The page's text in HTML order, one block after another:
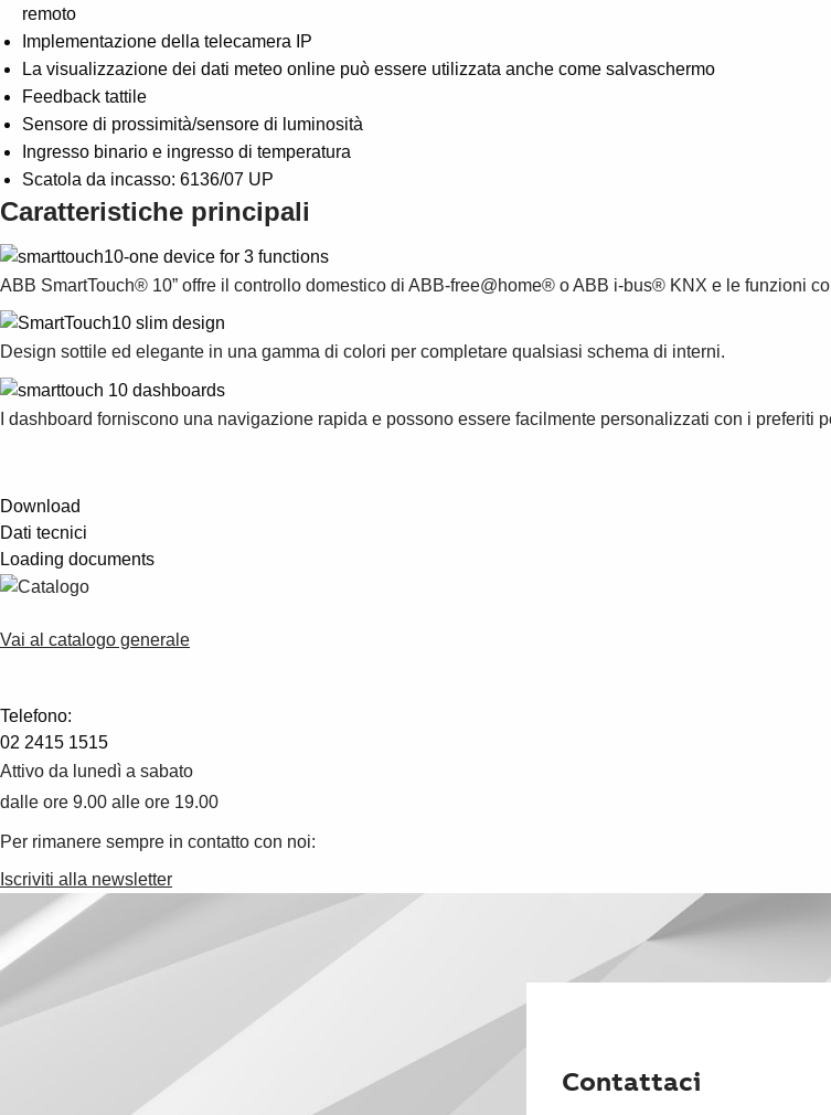
remoto
Implementazione della telecamera IP
La visualizzazione dei dati meteo online può essere utilizzata anche come salvaschermo
Feedback tattile
Sensore di prossimità/sensore di luminosità
Ingresso binario e ingresso di temperatura
Scatola da incasso: 6136/07 UP
Caratteristiche principali
ABB SmartTouch® 10” offre il controllo domestico di ABB-free@home® o ABB i-bus® KNX e le funzioni
Design sottile ed elegante in una gamma di colori per completare qualsiasi schema di interni.
I dashboard forniscono una navigazione rapida e possono essere facilmente personalizzati con i preferiti
Download
Dati tecnici
Loading documents
Vai al catalogo generale
Telefono:
02 2415 1515
Attivo da lunedì a sabato
dalle ore 9.00 alle ore 19.00
Per rimanere sempre in contatto con noi:
Iscriviti alla newsletter
Contattaci